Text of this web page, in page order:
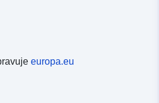
europa.eu